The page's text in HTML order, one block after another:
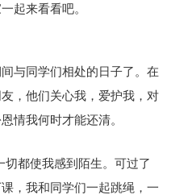
起来看看吧。
与同学们相处的日子了。在
，他们关心我，爱护我，对
情我何时才能还清。
都使我感到陌生。可过了
，我和同学们一起跳绳，一